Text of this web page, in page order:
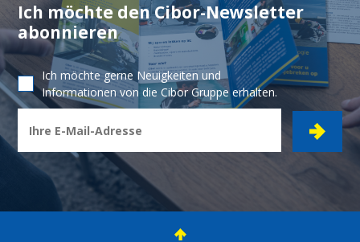
Ich möchte den Cibor-Newsletter
abonnieren
Ich möchte gerne Neuigkeiten und
Informationen von die Cibor Gruppe erhalten.